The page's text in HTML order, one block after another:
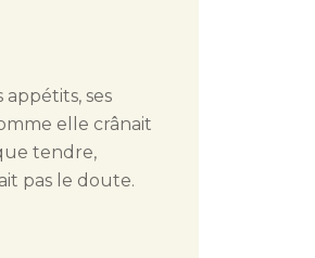
appétits, ses
elle crânait
tendre,
pas le doute.